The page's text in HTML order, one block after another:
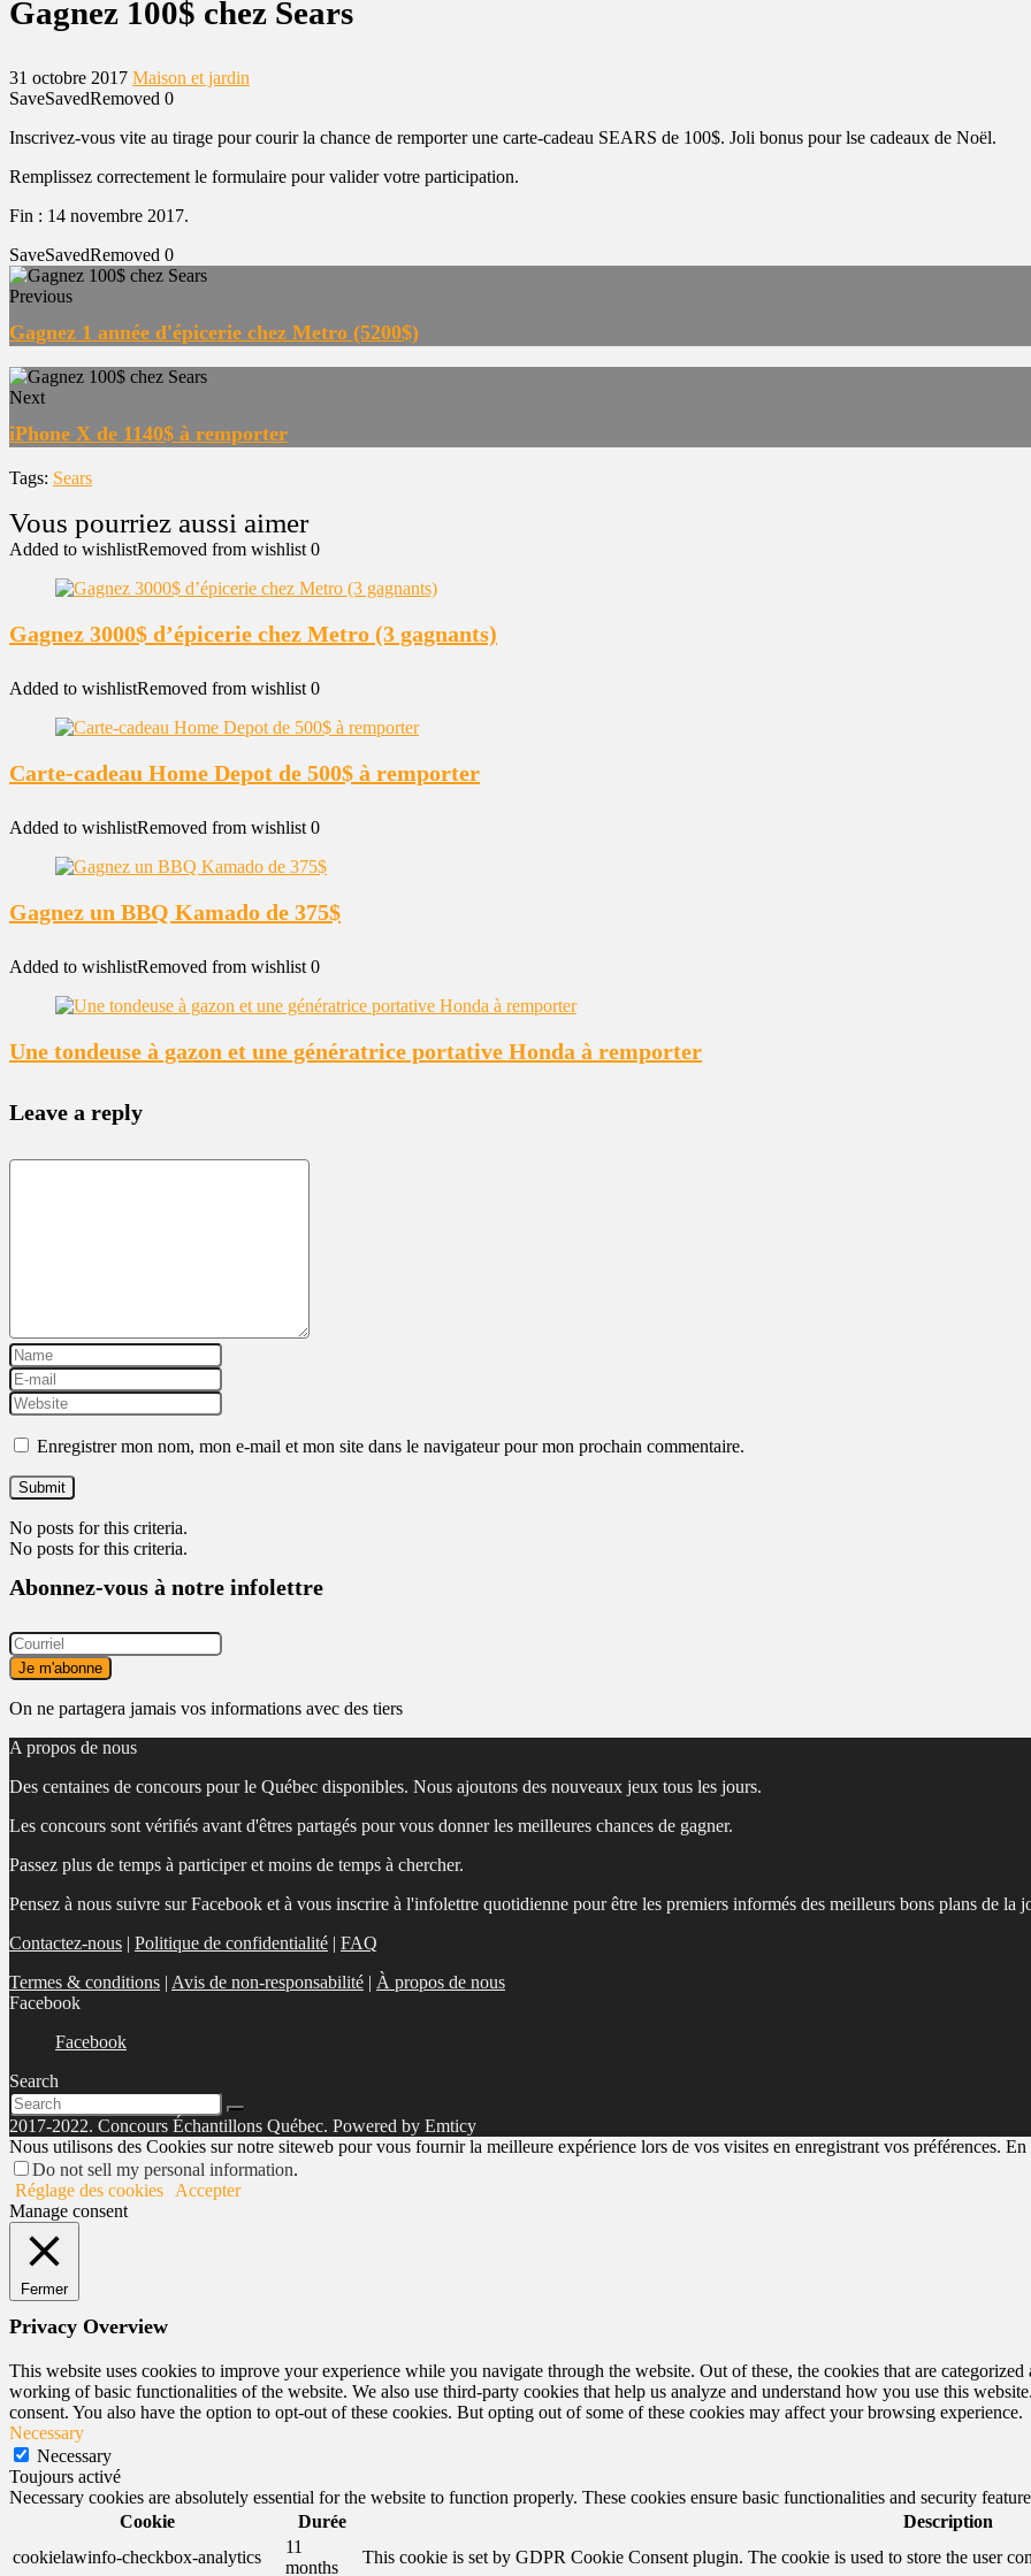
Gagnez 100$ chez Sears
31 octobre 2017 Maison et jardin
SaveSavedRemoved 0
Inscrivez-vous vite au tirage pour courir la chance de remporter une carte-cadeau SEARS de 100$. Joli bonus pour lse cadeaux de Noël.
Remplissez correctement le formulaire pour valider votre participation.
Fin : 14 novembre 2017.
SaveSavedRemoved 0
Previous
Gagnez 1 année d'épicerie chez Metro (5200$)
Next
iPhone X de 1140$ à remporter
Tags: Sears
Added to wishlistRemoved from wishlist 0
Gagnez 3000$ d’épicerie chez Metro (3 gagnants)
Added to wishlistRemoved from wishlist 0
Carte-cadeau Home Depot de 500$ à remporter
Added to wishlistRemoved from wishlist 0
Gagnez un BBQ Kamado de 375$
Added to wishlistRemoved from wishlist 0
Une tondeuse à gazon et une génératrice portative Honda à remporter
Leave a reply
Enregistrer mon nom, mon e-mail et mon site dans le navigateur pour mon prochain commentaire.
No posts for this criteria.
No posts for this criteria.
Abonnez-vous à notre infolettre
On ne partagera jamais vos informations avec des tiers
A propos de nous
Des centaines de concours pour le Québec disponibles. Nous ajoutons des nouveaux jeux tous les jours.
Les concours sont vérifiés avant d'êtres partagés pour vous donner les meilleures chances de gagner.
Passez plus de temps à participer et moins de temps à chercher.
Pensez à nous suivre sur Facebook et à vous inscrire à l'infolettre quotidienne pour être les premiers informés des meilleurs bons plans de la
Contactez-nous | Politique de confidentialité | FAQ
Termes & conditions | Avis de non-responsabilité | À propos de nous
Facebook
Facebook
Search
2017-2022. Concours Échantillons Québec. Powered by Emticy
Nous utilisons des Cookies sur notre siteweb pour vous fournir la meilleure expérience lors de vos visites en enregistrant vos préférences.
Do not sell my personal information.
Réglage des cookies
Accepter
Manage consent
Fermer
Privacy Overview
This website uses cookies to improve your experience while you navigate through the website. Out of these, the cookies that are categorized
working of basic functionalities of the website. We also use third-party cookies that help us analyze and understand how you use this
consent. You also have the option to opt-out of these cookies. But opting out of some of these cookies may affect your browsing experience.
Necessary
Necessary
Toujours activé
Necessary cookies are absolutely essential for the website to function properly. These cookies ensure basic functionalities and security
Cookie
Durée
Description
cookielawinfo-checkbox-analytics
11
months
This cookie is set by GDPR Cookie Consent plugin. The cookie is used to store the user